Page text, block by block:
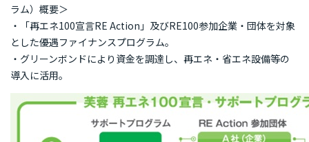
ラム）概要＞
・「再エネ100宣言RE Action」及びRE100参加企業・団体を対象
とした優遇ファイナンスプログラム。
・グリーンボンドにより資金を調達し、再エネ・省エネ設備等の
導入に活用。